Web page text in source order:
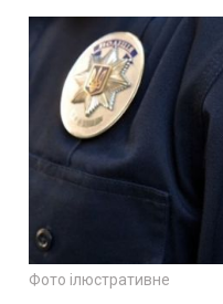
Фото ілюстративне